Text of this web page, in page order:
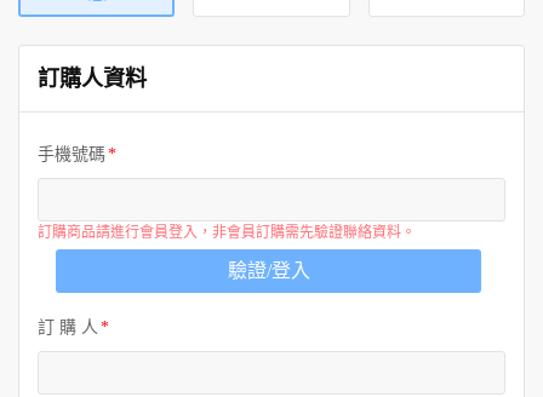
訂購人資料
手機號碼
訂購商品請進行會員登入，非會員訂購需先驗證聯絡資料。
驗證/登入
訂 購 人